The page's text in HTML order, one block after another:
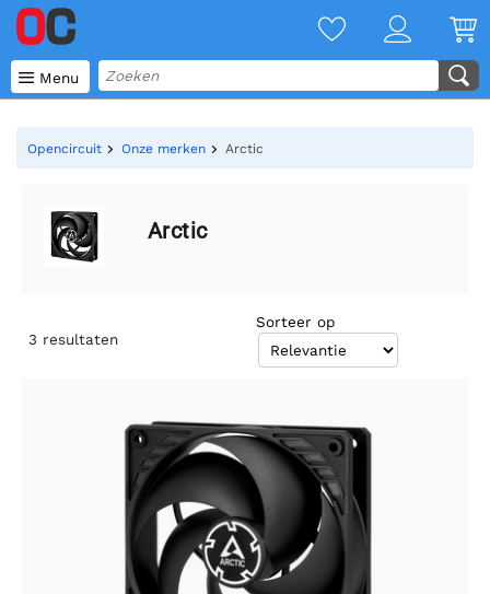
 Menu
Opencircuit Onze merken Arctic
Arctic
3 resultaten
Sorteer op